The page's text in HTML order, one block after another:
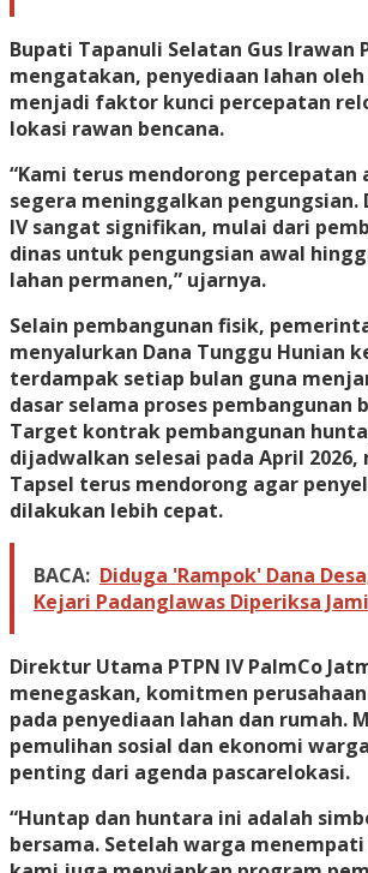
Bupati Tapanuli Selatan Gus Irawan
mengatakan, penyediaan lahan oleh
menjadi faktor kunci percepatan
lokasi rawan bencana.
“Kami terus mendorong percepatan
segera meninggalkan pengungsian.
IV sangat signifikan, mulai dari
dinas untuk pengungsian awal
lahan permanen,” ujarnya.
Selain pembangunan fisik,
menyalurkan Dana Tunggu Hunian
terdampak setiap bulan guna
dasar selama proses pembangunan
Target kontrak pembangunan
dijadwalkan selesai pada April 2026,
Tapsel terus mendorong agar
dilakukan lebih cepat.
BACA: Diduga 'Rampok' Dana
Kejari Padanglawas Diperiksa
Direktur Utama PTPN IV PalmCo
menegaskan, komitmen
pada penyediaan lahan dan rumah.
pemulihan sosial dan ekonomi
penting dari agenda pascarelokasi.
“Huntap dan huntara ini adalah
bersama. Setelah warga